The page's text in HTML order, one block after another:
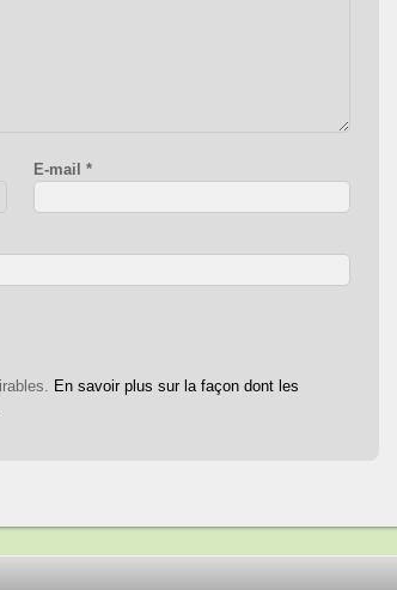
E-mail*
En savoir plus sur la façon dont les